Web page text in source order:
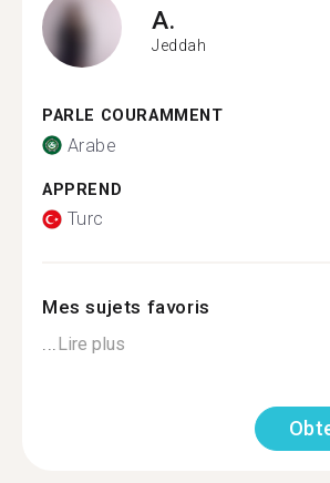
A.
Jeddah
PARLE COURAMMENT
Arabe
APPREND
Turc
Mes sujets favoris
...Lire plus